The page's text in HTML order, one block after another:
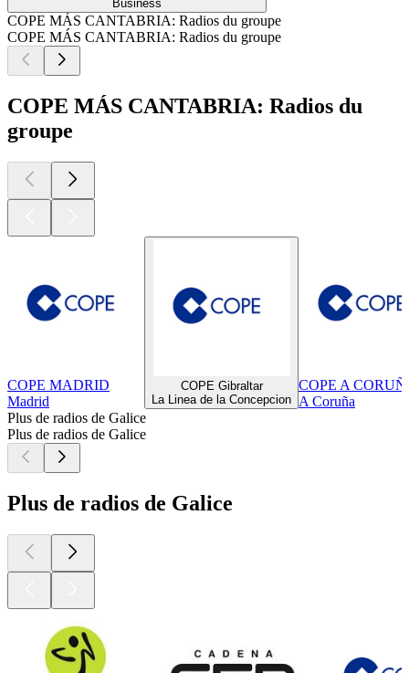
Business
COPE MÁS CANTABRIA: Radios du groupe
COPE MÁS CANTABRIA: Radios du groupe
COPE MÁS CANTABRIA: Radios du
groupe
COPE MADRID
Madrid
COPE Gibraltar
La Linea de la Concepcion
COPE A
A Coruña
Plus de radios de Galice
Plus de radios de Galice
Plus de radios de Galice